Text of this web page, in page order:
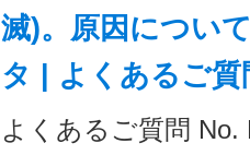
滅)。原因につい
タ | よくあるご
よくあるご質問